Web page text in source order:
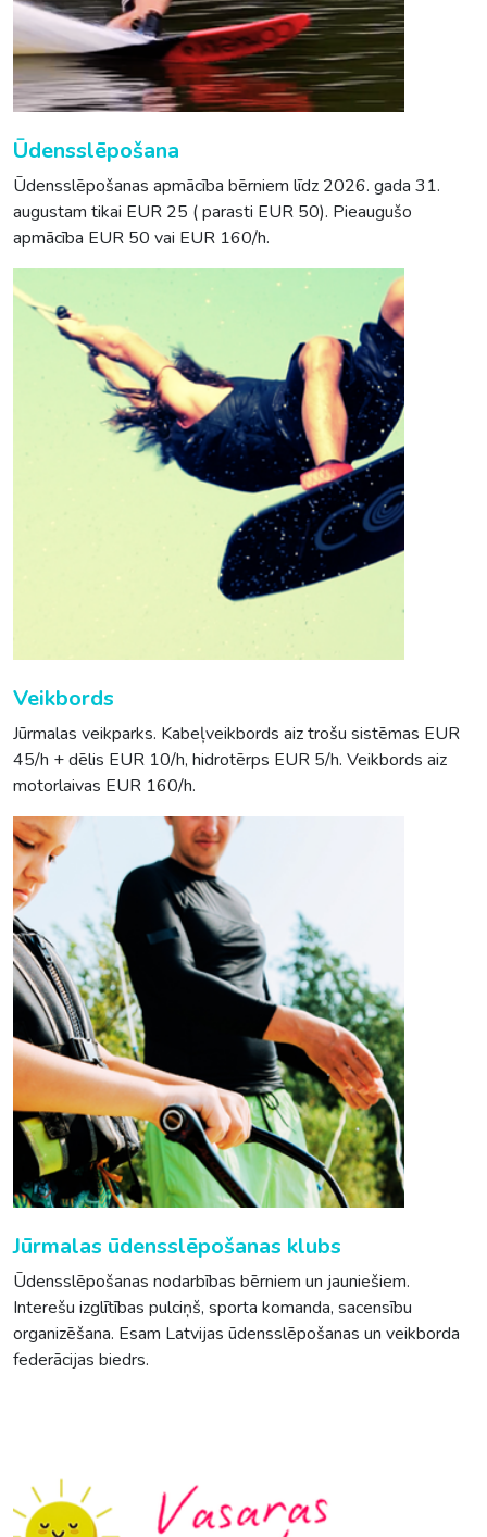
Ūdensslēpošana
Ūdensslēpošanas apmācība bērniem līdz 2026. gada 31.
augustam tikai EUR 25 ( parasti EUR 50). Pieaugušo
apmācība EUR 50 vai EUR 160/h.
Veikbords
Jūrmalas veikparks. Kabeļveikbords aiz trošu sistēmas EUR
45/h + dēlis EUR 10/h, hidrotērps EUR 5/h. Veikbords aiz
motorlaivas EUR 160/h.
Jūrmalas ūdensslēpošanas klubs
Ūdensslēpošanas nodarbības bērniem un jauniešiem.
Interešu izglītības pulciņš, sporta komanda, sacensību
organizēšana. Esam Latvijas ūdensslēpošanas un veikborda
federācijas biedrs.